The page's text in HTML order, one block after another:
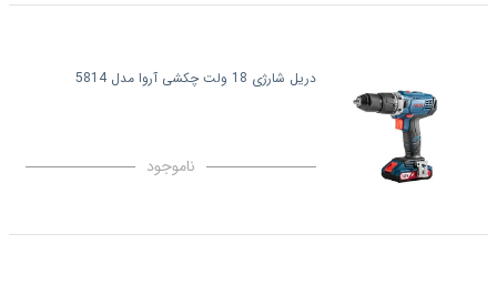
دریل شارژی 18 ولت چکشی آروا مدل 5814
ناموجود